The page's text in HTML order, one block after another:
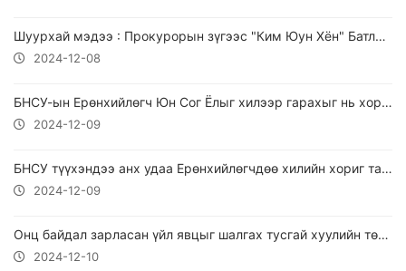
Шуурхай мэдээ : Прокурорын зүгээс "Ким Юун Хён" Батлан хамгаалах яамны сайдыг баривчлав!
2024-12-08
БНСУ-ын Ерөнхийлөгч Юн Сог Ёлыг хилээр гарахыг нь хориглосон
2024-12-09
БНСУ түүхэндээ анх удаа Ерөнхийлөгчдөө хилийн хориг тавьсан байна
2024-12-09
Онц байдал зарласан үйл явцыг шалгах тусгай хуулийн төсөл батлагдлаа!
2024-12-10